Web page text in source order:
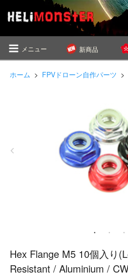
メニュー 新商品
ホーム > FPVドローン自作パーツ >
Hex Flange M5 10個入り
Resistant / Aluminium /